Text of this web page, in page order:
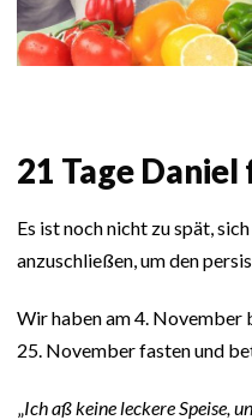
21 Tage
Es ist noch nicht zu spät,
anzuschließen, um den
Wir haben am 4. November
25. November fasten und
„Ich aß keine leckere Speise,